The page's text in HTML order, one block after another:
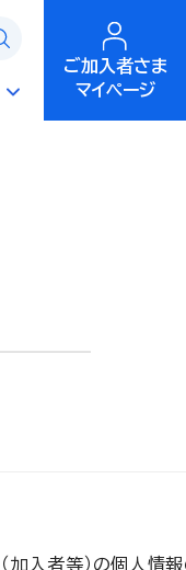
ご加入者さま
マイページ
加入者等）の個人情